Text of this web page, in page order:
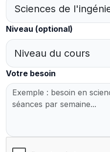
Niveau (optional)
Votre besoin